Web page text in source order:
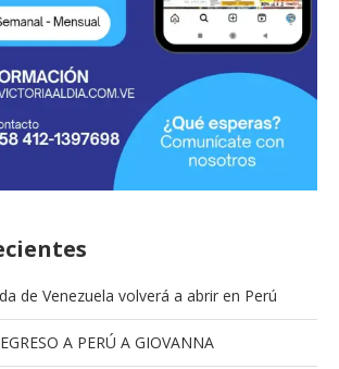
de Venezuela volverá a abrir en Perú
A PERÚ A GIOVANNA